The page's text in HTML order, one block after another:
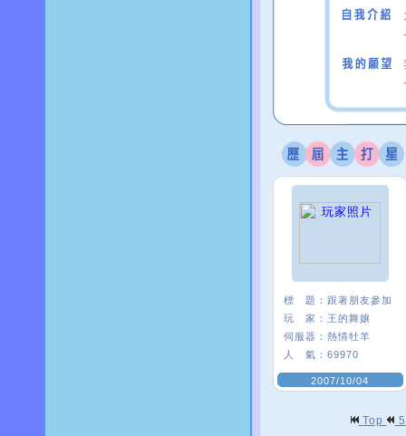
標 題： 跟著朋友參加
玩 家： 王的舞孃
伺服器： 熱情牡羊
人 氣： 69970
2007/10/04
Top 5